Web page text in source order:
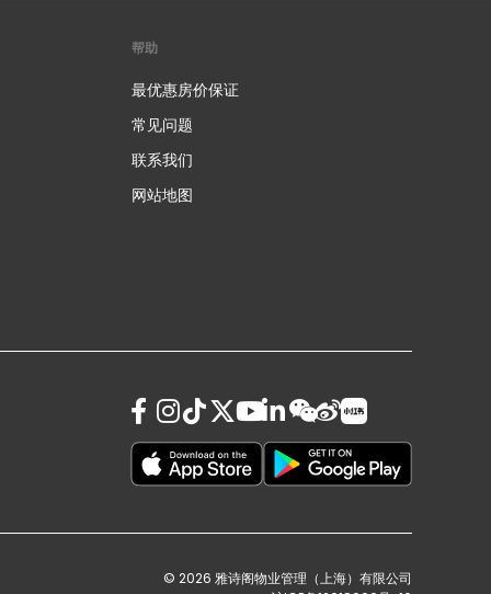
帮助
最优惠房价保证
常见问题
联系我们
网站地图
© 2026 雅诗阁物业管理（上海）有限公司